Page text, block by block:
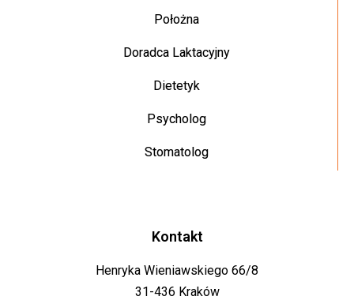
Położna
Doradca Laktacyjny
Dietetyk
Psycholog
Stomatolog
Kontakt
Henryka Wieniawskiego 66/8
31-436 Kraków